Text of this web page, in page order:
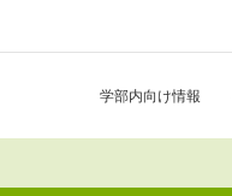
学部内向け情報